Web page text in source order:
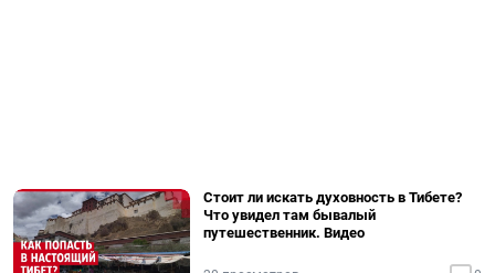
Стоит ли искать духовность в Тибете?
Что увидел там бывалый
путешественник. Видео